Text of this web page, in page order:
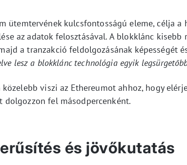
ütemtervének kulcsfontosságú eleme, célja a
az adatok felosztásával. A blokklánc kisebb
a tranzakció feldolgozásának képességét
lesz a blokklánc technológia egyik
viszi az Ethereumot ahhoz, hogy
fel másodpercenként.
és jövőkutatás